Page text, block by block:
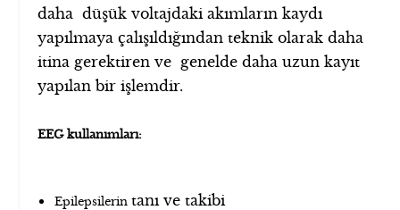
daha düşük voltajdaki akımların kaydı
yapılmaya çalışıldığından teknik olarak daha
itina gerektiren ve genelde daha uzun kayıt
yapılan bir işlemdir.
EEG kullanımları:
Epilepsilerin tanı ve takibi